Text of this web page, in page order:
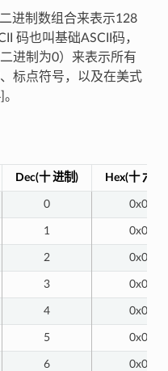
进制数组合来表示128
码也叫基础ASCII码，
进制为0）来表示所有
标点符号，以及在美式
Dec(十 进制) Hex(十 六进
0 0x00
1 0x01
2 0x02
3 0x03
4 0x04
5 0x05
6 0x06